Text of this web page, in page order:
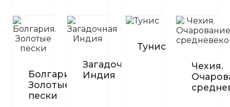
Болгария.
Золотые
пески
Загадочная
Индия
Тунис
Чехия.